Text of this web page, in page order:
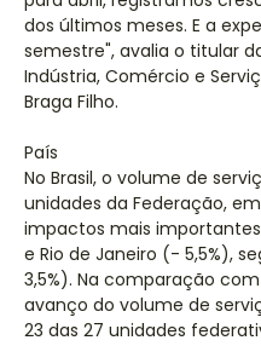
dos últimos meses. E a
semestre", avalia o titular
Indústria, Comércio e
Braga Filho.
País
No Brasil, o volume de
unidades da Federação,
impactos mais
e Rio de Janeiro (- 5,5%),
3,5%). Na comparação
avanço do volume de
23 das 27 unidades